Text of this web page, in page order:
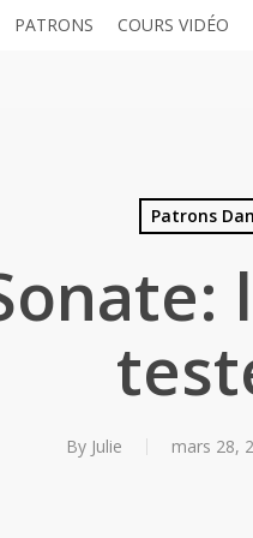
PATRONS COURS VIDÉO
Patrons
By Julie mars 28,